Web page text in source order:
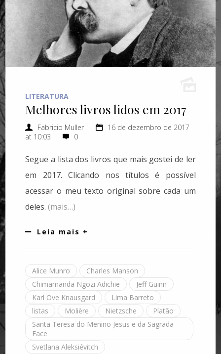
LITERATURA
Melhores livros lidos em 2017
Fabricio Muller
16 de dezembro de 2017
at 10:03
0
Segue a lista dos livros que mais gostei de ler
em 2017. Clicando nos títulos é possível
acessar o meu texto original sobre cada um
deles.(mais…)
Leia mais +
Alice Munro
Charles Manson
Chimamanda Ngozi Adichie
Jeff Guinn
Karl Ove Knausgard
Lima Barreto
listas
Molière Nietzsche
Platão
Santa Teresa do Menino Jesus e da Sagrada
Face
Svetlana Aleksiévitch